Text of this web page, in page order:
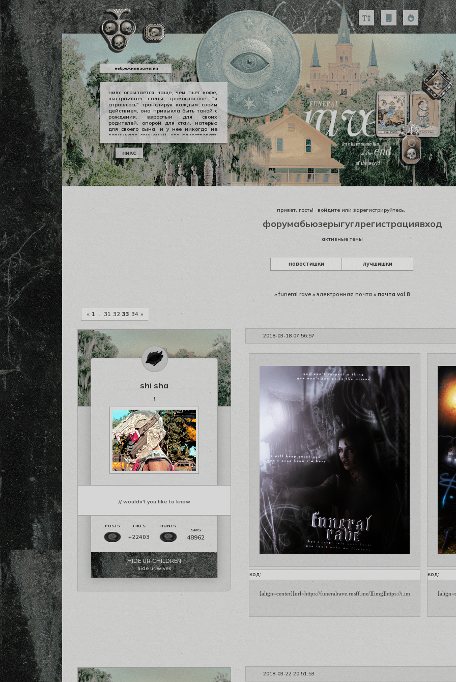
никс огрызается чаще, чем пьет кофе,
выстраивает стены, громогласное: "я
справлюсь" транслируя каждым своим
действием, она привыкла быть такой с
рождения. взрослым для своих
родителей, опорой для стаи, матерью
для своего сына, и у нее никогда не
возникало сомнений, что существовать
можно в принципе своем как-то иначе.
у никс опора — она сама, даже если
уже давно изломанная, совершенно
ненадежная, но помощи она просит
тогда, когда не остается уже выбора.
никс
небрежные заметки
форумабьюзерыгуглрегистрациявход
активные темы
новостишки лучшишки
привет, гость! войдитеили зарегистрируйтесь.
»funeral rave » электронная почта » почта vol.8
« 1 … 31 32 33 34 »
2018-03-18 07:56:57
shi sha
.!.
// wouldn't you like to know
+22403 48962
HIDE UR CHILDREN
hide ur wives
код:
[align=center][url=https://funeralrave.rusff.me/][img]https://i.imgur.com/
код:
2018-03-22 20:51:53